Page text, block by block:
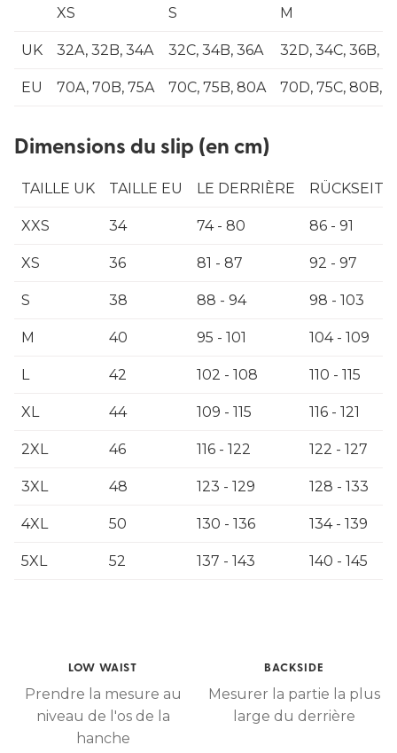
XS S M
UK 32A, 32B, 34A 32C, 34B, 36A 32D, 34C, 36B,
EU 70A, 70B, 75A 70C, 75B, 80A 70D, 75C, 80B,
Dimensions du slip (en cm)
TAILLE UK TAILLE EU LE DERRIÈRE RÜCKSEITE
XXS 34 74 - 80 86 - 91
XS 36 81 - 87 92 - 97
S 38 88 - 94 98 - 103
M 40 95 - 101 104 - 109
L 42 102 - 108 110 - 115
XL 44 109 - 115 116 - 121
2XL 46 116 - 122 122 - 127
3XL 48 123 - 129 128 - 133
4XL 50 130 - 136 134 - 139
5XL 52 137 - 143 140 - 145
LOW WAIST
Prendre la mesure au
niveau de l'os de la
hanche
BACKSIDE
Mesurer la partie la plus
large du derrière